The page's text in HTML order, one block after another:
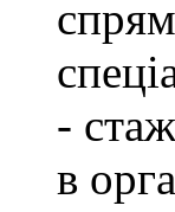
-
в